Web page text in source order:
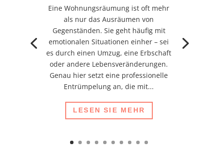
Eine Wohnungsräumung ist oft mehr
als nur das Ausräumen von
Gegenständen. Sie geht häufig mit
emotionalen Situationen einher – sei
es durch einen Umzug, eine Erbschaft
oder andere Lebensveränderungen.
Genau hier setzt eine professionelle
Entrümpelung an, die mit...
LESEN SIE MEHR